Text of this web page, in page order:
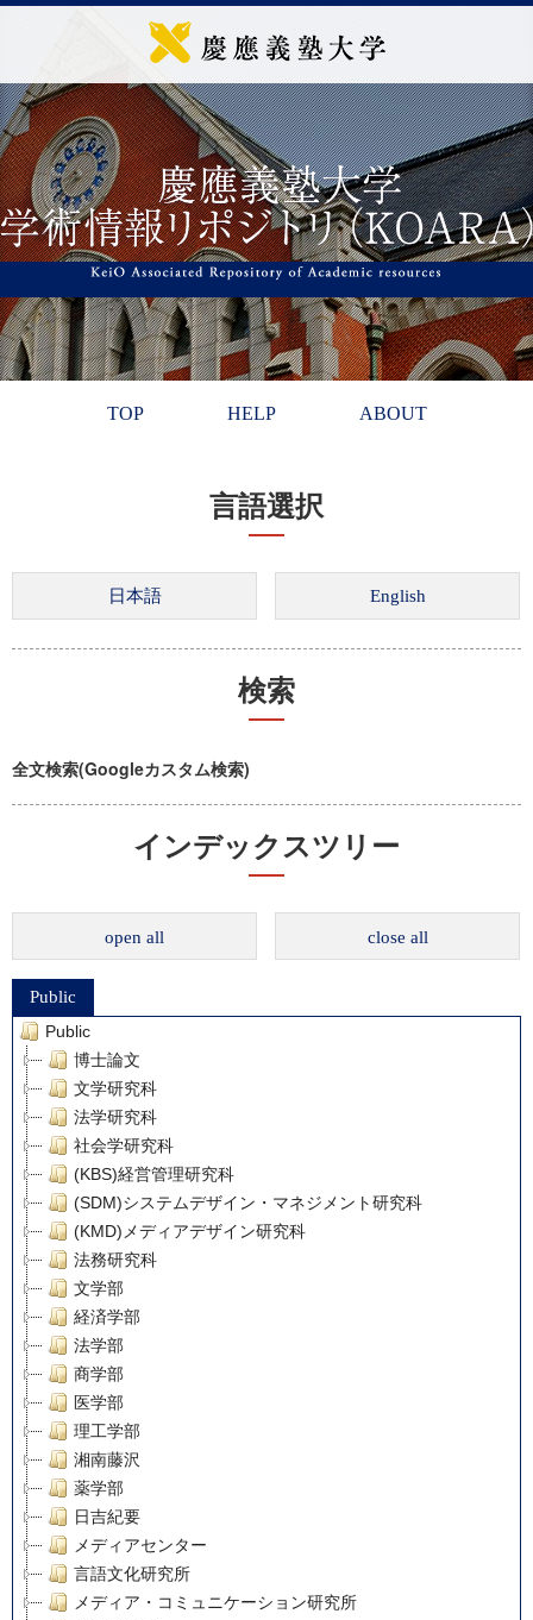
TOP HELP ABOUT
言語選択
検索
全文検索(Googleカスタム検索)
インデックスツリー
open all close all
Public
Public
博士論文
文学研究科
法学研究科
社会学研究科
(KBS)経営管理研究科
(SDM)システムデザイン・マネジメント研究科
(KMD)メディアデザイン研究科
法務研究科
文学部
経済学部
法学部
商学部
医学部
理工学部
湘南藤沢
薬学部
日吉紀要
メディアセンター
言語文化研究所
メディア・コミュニケーション研究所